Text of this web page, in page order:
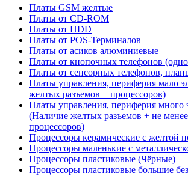
Платы GSM желтые
Платы от CD-ROM
Платы от HDD
Платы от POS-Терминалов
Платы от асиков алюминиевые
Платы от кнопочных телефонов
Платы от сенсорных телефонов,
Платы управления, периферия мало
желтых разъемов + процессоров)
Платы управления, периферия много
(Наличие желтых разъемов + не
процессоров)
Процессоры керамические с желтой
Процессоры маленькие с
Процессоры пластиковые (Чёрные)
Процессоры пластиковые большие